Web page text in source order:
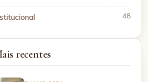
48
recentes